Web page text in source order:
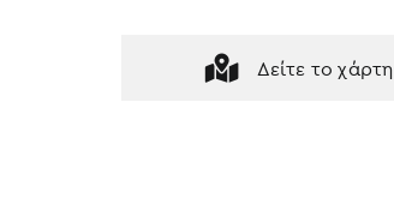
Δείτε το χάρτη